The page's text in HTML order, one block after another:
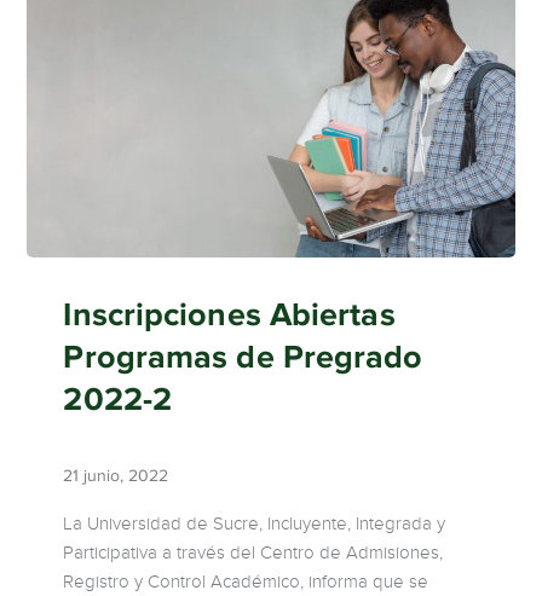
Inscripciones Abiertas
Programas de Pregrado
2022-2
21 junio, 2022
La Universidad de Sucre, Incluyente, Integrada y
Participativa a través del Centro de Admisiones,
Registro y Control Académico, informa que se